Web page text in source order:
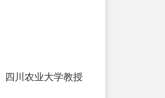
四川农业大学教授